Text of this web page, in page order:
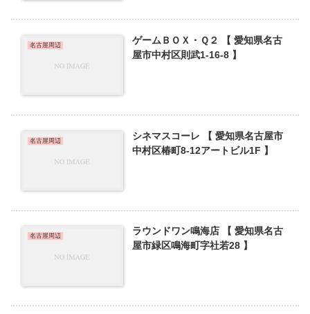
名古屋周辺
ゲームＢＯＸ・Ｑ２ 【 愛知県名古
屋市中村区則武1-16-8 】
名古屋周辺
シネマスコーレ 【 愛知県名古屋市
中村区椿町8-12アートビル1F 】
名古屋周辺
ラウンドワン鳴海店 【 愛知県名古
屋市緑区鳴海町字社若28 】